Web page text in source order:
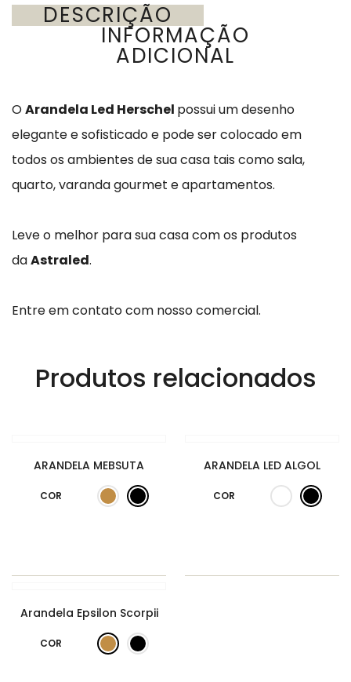
DESCRIÇÃO
INFORMAÇÃO
ADICIONAL
OArandela Led Herschel possui um desenho
elegante e sofisticado e pode ser colocado em
todos os ambientes de sua casa tais como sala,
quarto, varanda gourmet e apartamentos.
Leve o melhor para sua casa com os produtos
daAstraled.
Entre em contato com nosso comercial.
Produtos relacionados
ARANDELA MEBSUTA
COR
ARANDELA LED ALGOL
COR
Arandela Epsilon Scorpii
COR